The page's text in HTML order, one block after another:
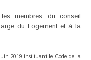
membres du conseil
du Logement et à la
2019 instituant le Code de la